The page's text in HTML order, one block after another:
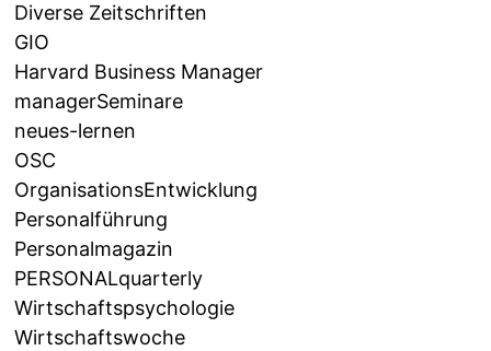
Diverse Zeitschriften
GIO
Harvard Business Manager
managerSeminare
neues-lernen
OSC
OrganisationsEntwicklung
Personalführung
Personalmagazin
PERSONALquarterly
Wirtschaftspsychologie
Wirtschaftswoche